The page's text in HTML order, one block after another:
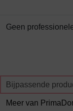
Geen
Bijpassende
Meer van